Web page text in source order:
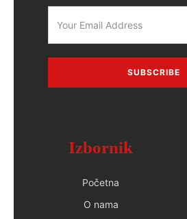
SUBSCRIBE
Izbornik
Početna
O nama